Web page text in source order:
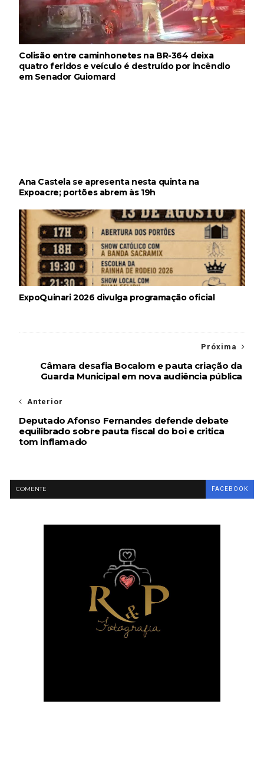
Colisão entre caminhonetes na BR-364 deixa
quatro feridos e veículo é destruído por incêndio
em Senador Guiomard
Ana Castela se apresenta nesta quinta na
Expoacre; portões abrem às 19h
ExpoQuinari 2026 divulga programação oficial
Próxima
Câmara desafia Bocalom e pauta criação da
Guarda Municipal em nova audiência pública
Anterior
Deputado Afonso Fernandes defende debate
equilibrado sobre pauta fiscal do boi e critica
tom inflamado
COMENTE FACEBOOK